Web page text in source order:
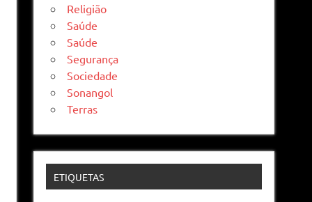
Religião
Saúde
Saúde
Segurança
Sociedade
Sonangol
Terras
ETIQUETAS